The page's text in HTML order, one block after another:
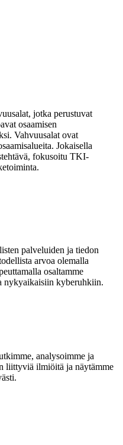
jotka perustuvat
osaamisen
Vahvuusalat ovat
Jokaisella
fokusoitu TKI-
palveluiden ja tiedon
arvoa olemalla
osaltamme
nykyaikaisiin kyberuhkiin.
analysoimme ja
liittyviä ilmiöitä ja näytämme